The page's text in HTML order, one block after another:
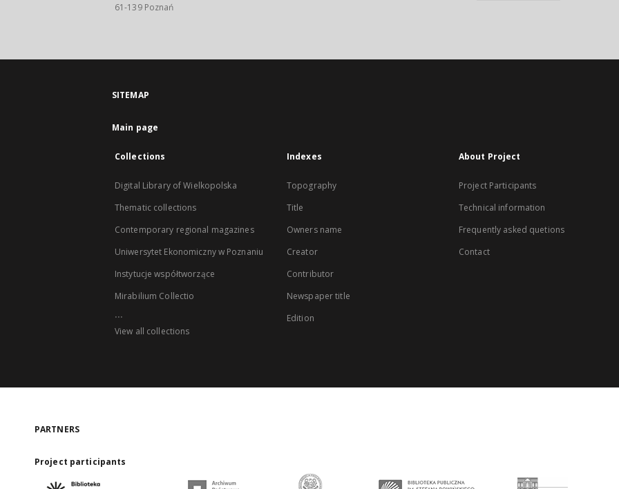
61-139 Poznań
SITEMAP
Main page
Collections
Digital Library of Wielkopolska
Thematic collections
Contemporary regional magazines
Uniwersytet Ekonomiczny w Poznaniu
Instytucje współtworzące
Mirabilium Collectio
...
View all collections
Indexes
Topography
Title
Owners name
Creator
Contributor
Newspaper title
Edition
About Project
Project Participants
Technical information
Frequently asked quetions
Contact
PARTNERS
Project participants